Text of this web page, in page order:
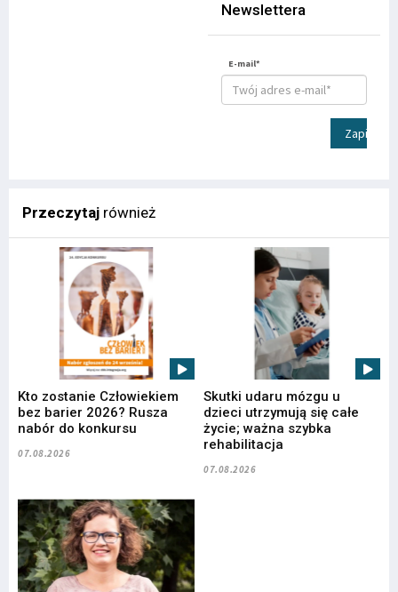
Newslettera
E-mail*
Zapisz
Przeczytaj również
Kto zostanie Człowiekiem
bez barier 2026? Rusza
nabór do konkursu
07.08.2026
Skutki udaru mózgu u
dzieci utrzymują się całe
życie; ważna szybka
rehabilitacja
07.08.2026